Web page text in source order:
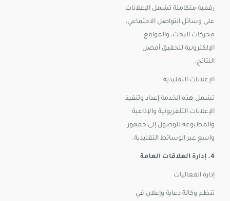
رقمية متكاملة تشمل الإعلانات
على وسائل التواصل الاجتماعي،
محركات البحث، والمواقع
الإلكترونية لتحقيق أفضل
النتائج.
الإعلانات التقليدية
تشمل هذه الخدمة إعداد وتنفيذ
الإعلانات التلفزيونية والإذاعية
والمطبوعة للوصول إلى جمهور
واسع عبر الوسائط التقليدية.
4. إدارة العلاقات العامة
إدارة الفعاليات
تنظم وكالة دعاية وإعلان في